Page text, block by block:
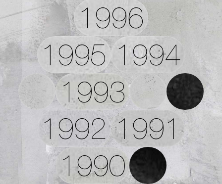
1996
1995 1994
1993
1992 1991
1990